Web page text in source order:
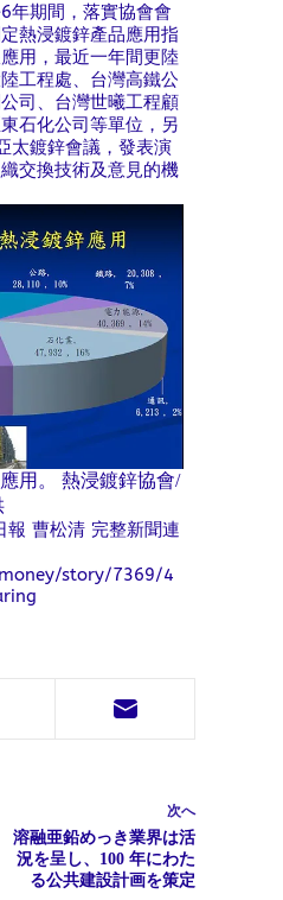
年期間，落實協會會
熱浸鍍鋅產品應用指
用，最近一年間更陸
工程處、台灣高鐵公
司、台灣世曦工程顧
石化公司等單位，另
太鍍鋅會議，發表演
交換技術及意見的機
用。 熱浸鍍鋅協會/
曹松清 完整新聞連
story/7369/4
次へ
溶融亜鉛めっき業界は活
況を呈し、100 年にわた
る公共建設計画を策定